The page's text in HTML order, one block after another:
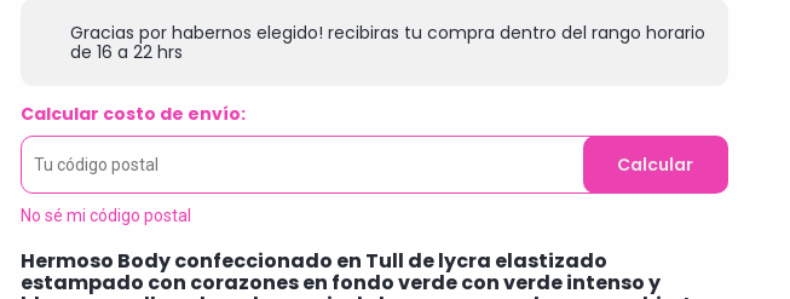
Gracias por habernos elegido! recibiras tu compra dentro del rango horario
de 16 a 22 hrs
Calcular costo de envío:
Calcular
No sé mi código postal
Hermoso Body confeccionado en Tull de lycra elastizado
estampado con corazones en fondo verde con verde intenso y